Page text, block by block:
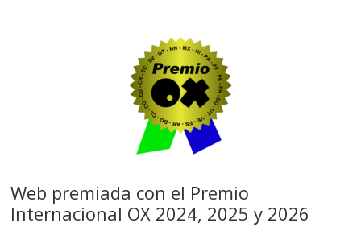
Web premiada con el Premio
Internacional OX 2024, 2025 y 2026